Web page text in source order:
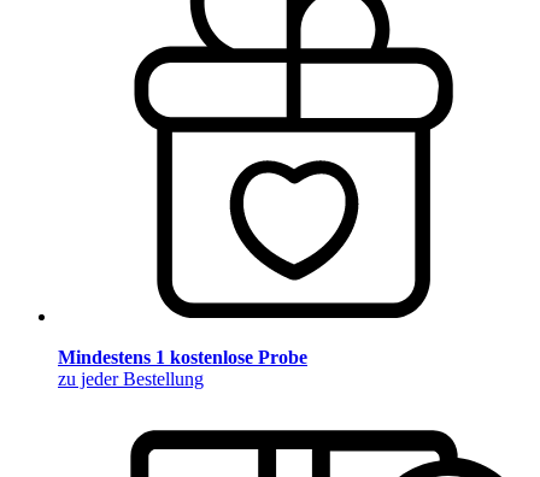
Mindestens 1 kostenlose Probe
zu jeder Bestellung